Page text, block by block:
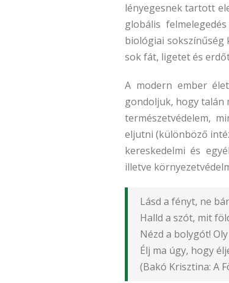
lényegesnek tartott
globális
biológiai sokszínűség
sok fát, ligetet és
A modern ember
gondoljuk, hogy talán
természetvédelem,
eljutni (különböző
kereskedelmi és
illetve
Lásd a fényt, ne
Halld a szót, mit
Nézd a bolygót!
Élj ma úgy, hogy
(Bakó Krisztina: A